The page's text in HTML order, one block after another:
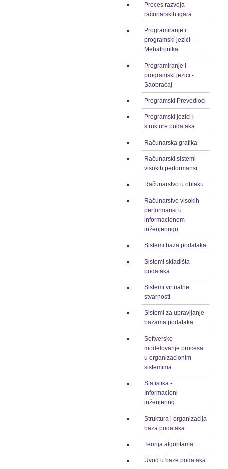
Proces razvoja
računarskih igara
Programiranje i
programski jezici -
Mehatronika
Programiranje i
programski jezici -
Saobraćaj
Programski Prevodioci
Programski jezici i
strukture podataka
Računarska grafika
Računarski sistemi
visokih performansi
Računarstvo u oblaku
Računarstvo visokih
performansi u
informacionom
inženjeringu
Sistemi baza podataka
Sistemi skladišta
podataka
Sistemi virtualne
stvarnosti
Sistemi za upravljanje
bazama podataka
Softversko
modelovanje procesa
u organizacionim
sistemima
Statistika -
Informacioni
inženjering
Struktura i organizacija
baza podataka
Teorija algoritama
Uvod u baze podataka